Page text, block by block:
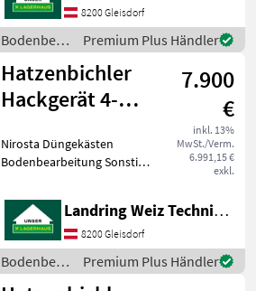
8200 Gleisdorf
Bodenbearbeitung
/
Hatzenbichler
Premium Plus Händler
Hatzenbichler
Hackgerät 4-
7.900
€
inkl. 13%
MwSt./Verm.
6.991,15 €
exkl.
Nirosta Düngekästen
Bodenbearbeitung Sonstige
Landring Weiz Technikzentrum Süd
8200 Gleisdorf
Bodenbearbeitung
/
Premium Plus Händler